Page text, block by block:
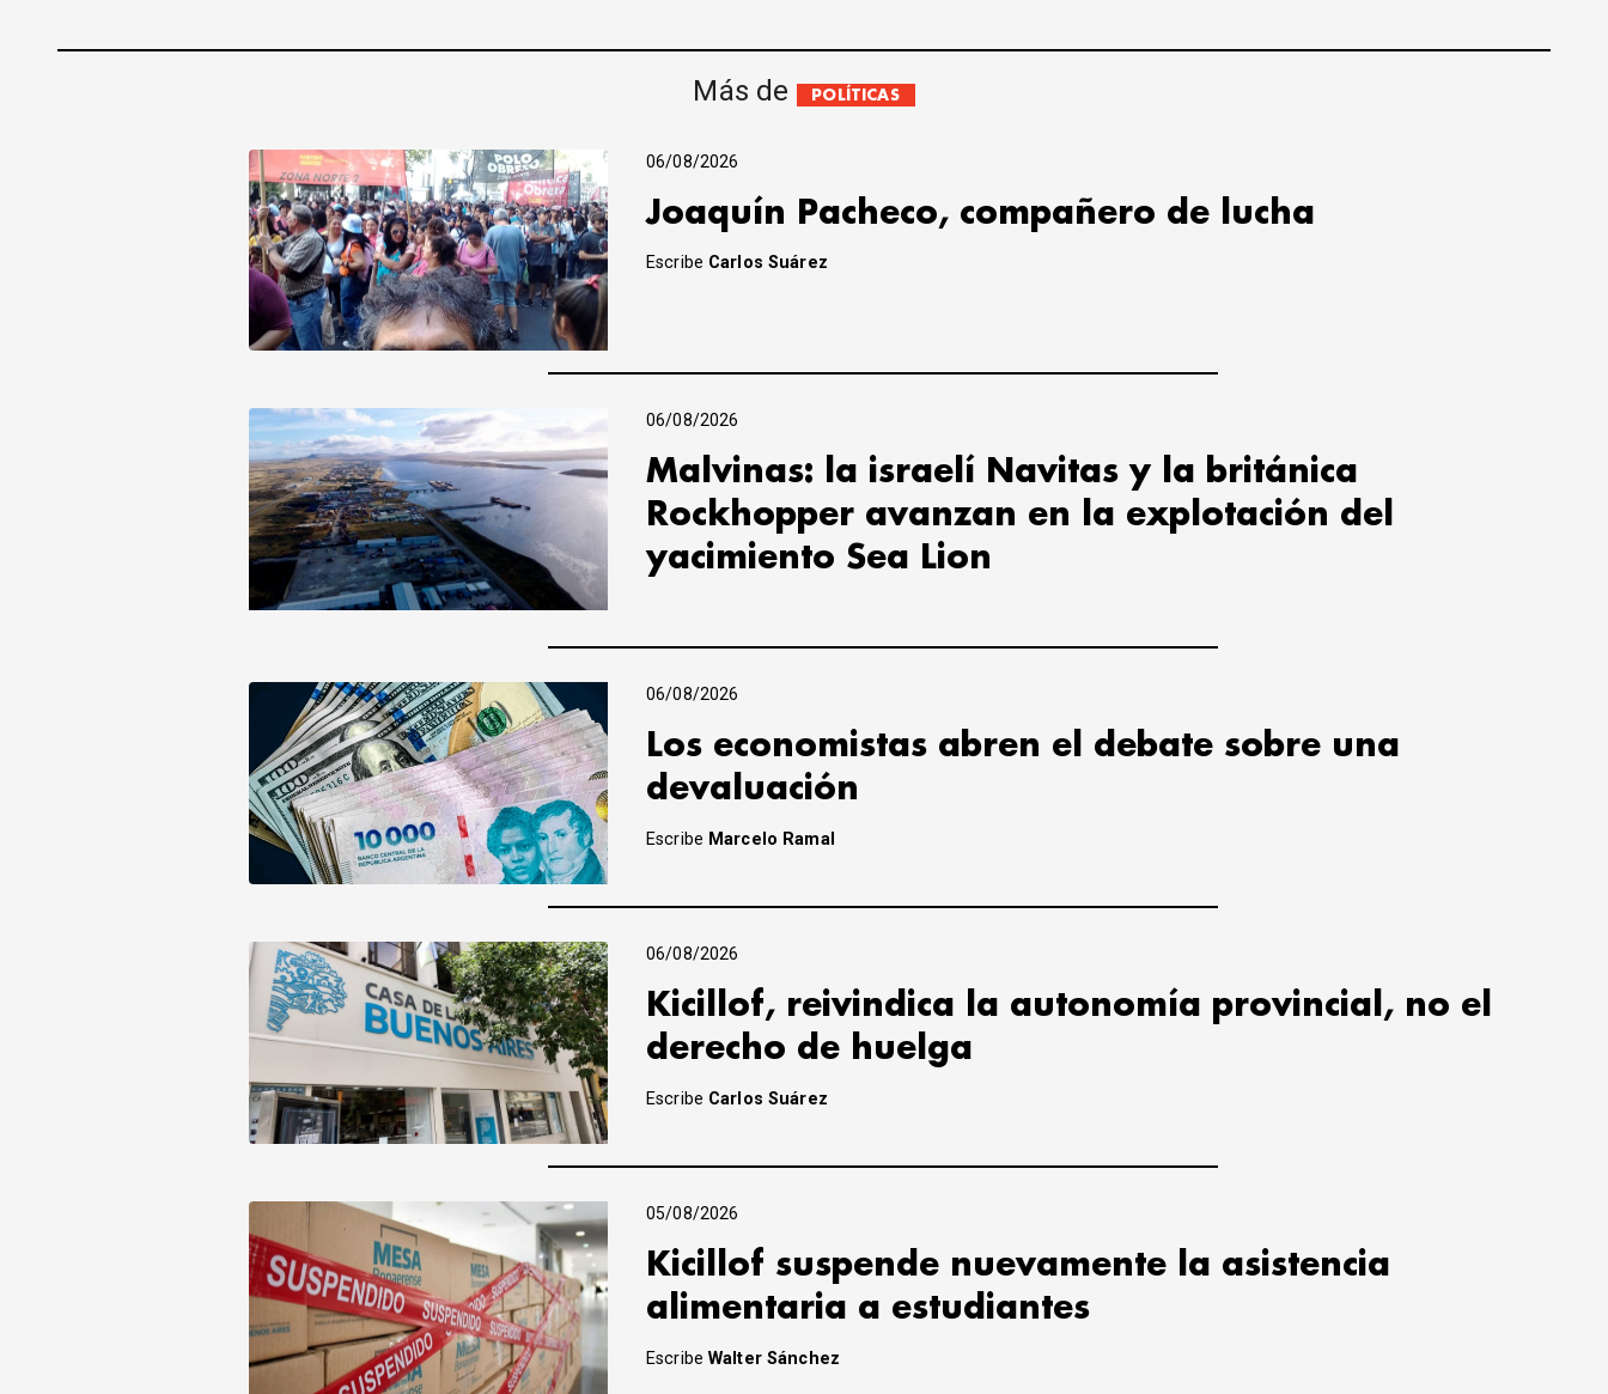
Más de POLÍTICAS
06/08/2026
Joaquín Pacheco, compañero de lucha
Escribe Carlos Suárez
06/08/2026
Malvinas: la israelí Navitas y la británica
Rockhopper avanzan en la explotación del
yacimiento Sea Lion
06/08/2026
Los economistas abren el debate sobre una
devaluación
Escribe Marcelo Ramal
06/08/2026
Kicillof, reivindica la autonomía provincial, no el
derecho de huelga
Escribe Carlos Suárez
05/08/2026
Kicillof suspende nuevamente la asistencia
alimentaria a estudiantes
EscribeWalter Sánchez